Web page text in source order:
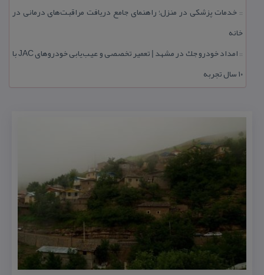
:: خدمات پزشكی در منزل؛ راهنمای جامع دریافت مراقبت‌های درمانی در
خانه
::
امداد خودرو جك در مشهد | تعمیر تخصصی و عیب‌یابی خودروهای JAC با
۱۰ سال تجربه